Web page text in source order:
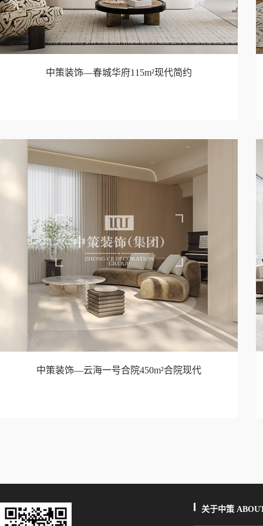
中策装饰—春城华府115m²现代简约
中策装饰—云海一号合院450m²合院现代
关于中策